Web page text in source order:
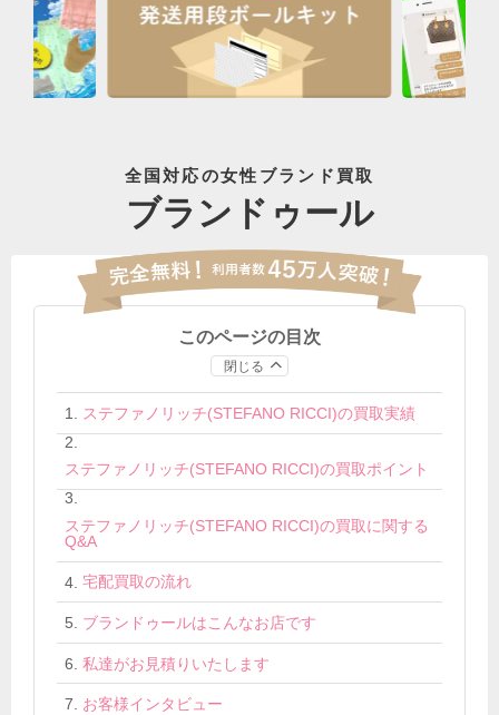
全国対応の女性ブランド買取
ブランドゥール
このページの目次
閉じる
ステファノリッチ(STEFANO RICCI)の買取実績
ステファノリッチ(STEFANO RICCI)の買取ポイント
ステファノリッチ(STEFANO RICCI)の買取に関する
Q&A
宅配買取の流れ
ブランドゥールはこんなお店です
私達がお見積りいたします
お客様インタビュー